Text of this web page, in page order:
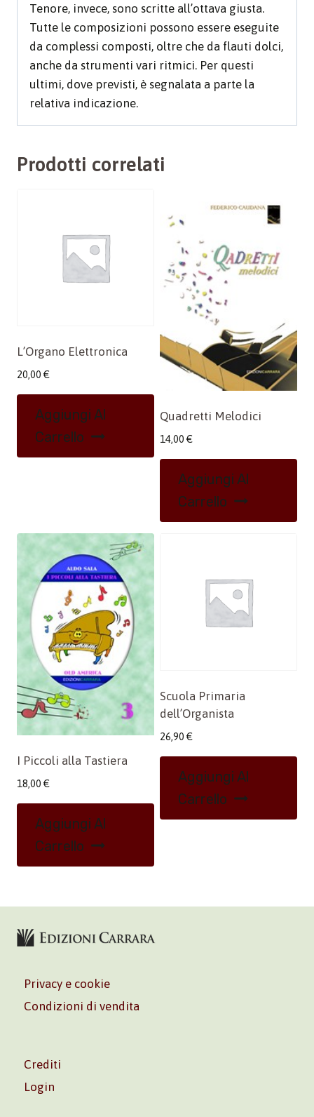
Tenore, invece, sono scritte all’ottava giusta.
Tutte le composizioni possono essere eseguite
da complessi composti, oltre che da flauti dolci,
anche da strumenti vari ritmici. Per questi
ultimi, dove previsti, è segnalata a parte la
relativa indicazione.
Prodotti correlati
L’Organo Elettronica
20,00 €
Aggiungi Al
Carrello
Quadretti Melodici
14,00 €
Aggiungi Al
Carrello
I Piccoli alla Tastiera
18,00 €
Aggiungi Al
Carrello
Scuola Primaria
dell’Organista
26,90 €
Aggiungi Al
Carrello
Privacy e cookie
Condizioni di vendita
Crediti
Login